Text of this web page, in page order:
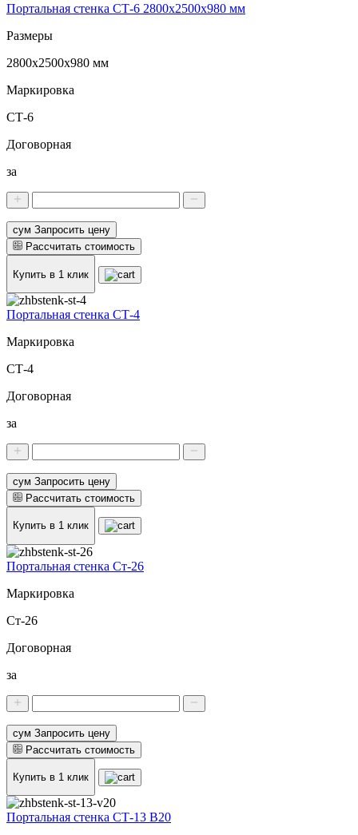
Портальная стенка СТ-6 2800х2500х980 мм
Размеры
2800х2500х980 мм
Маркировка
СТ-6
Договорная
за
сум Запросить цену
Рассчитать стоимость
Купить в 1 клик
Портальная стенка СТ-4
Маркировка
СТ-4
Договорная
за
сум Запросить цену
Рассчитать стоимость
Купить в 1 клик
Портальная стенка Ст-26
Маркировка
Ст-26
Договорная
за
сум Запросить цену
Рассчитать стоимость
Купить в 1 клик
Портальная стенка СТ-13 В20